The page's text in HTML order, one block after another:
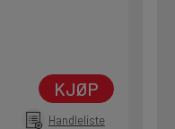
KJØP
Handleliste